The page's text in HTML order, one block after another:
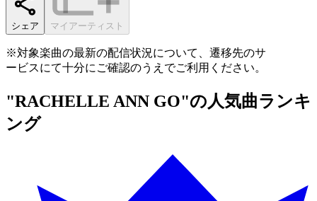
シェア マイアーティスト
※対象楽曲の最新の配信状況について、遷移先のサ
ービスにて十分にご確認のうえでご利用ください。
"RACHELLE ANN GO"の人気曲ランキ
ング